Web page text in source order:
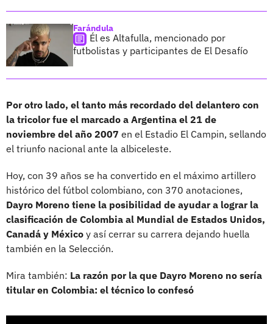
Farándula
Él es Altafulla, mencionado por
futbolistas y participantes de El Desafío
Por otro lado, el tanto más recordado del delantero con
la tricolor fue el marcado a Argentina el 21 de
noviembre del año 2007 en el Estadio El Campin, sellando
el triunfo nacional ante la albiceleste.
Hoy, con 39 años se ha convertido en el máximo artillero
histórico del fútbol colombiano, con 370 anotaciones,
Dayro Moreno tiene la posibilidad de ayudar a lograr la
clasificación de Colombia al Mundial de Estados Unidos,
Canadá y México y así cerrar su carrera dejando huella
también en la Selección.
Mira también: La razón por la que Dayro Moreno no sería
titular en Colombia: el técnico lo confesó